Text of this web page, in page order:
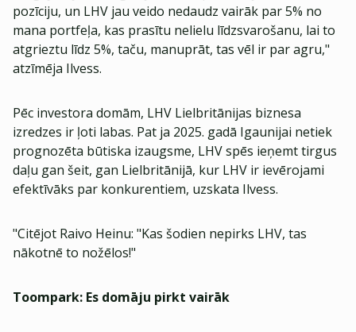
pozīciju, un LHV jau veido nedaudz vairāk par 5% no
mana portfeļa, kas prasītu nelielu līdzsvarošanu, lai to
atgrieztu līdz 5%, taču, manuprāt, tas vēl ir par agru,"
atzīmēja Ilvess.
Pēc investora domām, LHV Lielbritānijas biznesa
izredzes ir ļoti labas. Pat ja 2025. gadā Igaunijai netiek
prognozēta būtiska izaugsme, LHV spēs ieņemt tirgus
daļu gan šeit, gan Lielbritānijā, kur LHV ir ievērojami
efektīvāks par konkurentiem, uzskata Ilvess.
"Citējot Raivo Heinu: "Kas šodien nepirks LHV, tas
nākotnē to nožēlos!"
Toompark: Es domāju pirkt vairāk